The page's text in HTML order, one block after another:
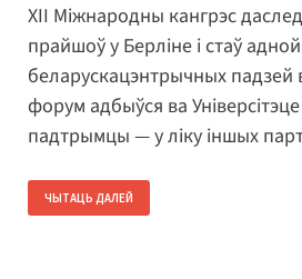
XII Міжнародны кангрэс
прайшоў у Берліне і стаў
беларускацэнтрычных падзей
форум адбыўся ва
падтрымцы — у ліку іншых
ЧЫТАЦЬ ДАЛЕЙ